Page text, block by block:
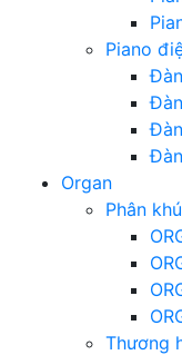
Piano
Organ
Phân
Thương